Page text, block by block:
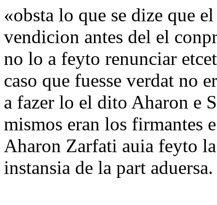
«obsta lo que se dize que
vendicion antes del el
no lo a feyto renunciar
caso que fuesse verdat no
a fazer lo el dito Aharon e
mismos eran los firmantes
Aharon Zarfati auia feyto
instansia de la part